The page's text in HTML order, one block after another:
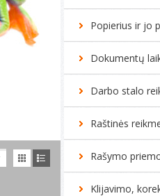
Biuro
Kompiuterių
Popierius ir jo
Dokumentų
Darbo stalo
Raštinės
Rašymo
Klijavimo,